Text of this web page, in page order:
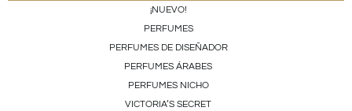
¡NUEVO!
PERFUMES
PERFUMES DE DISEÑADOR
PERFUMES ÁRABES
PERFUMES NICHO
VICTORIA’S SECRET